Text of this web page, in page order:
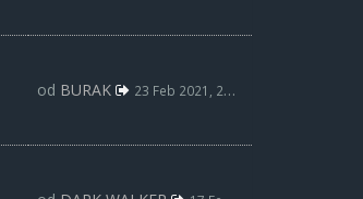
od BURAK 23 Feb 2021, 22:06